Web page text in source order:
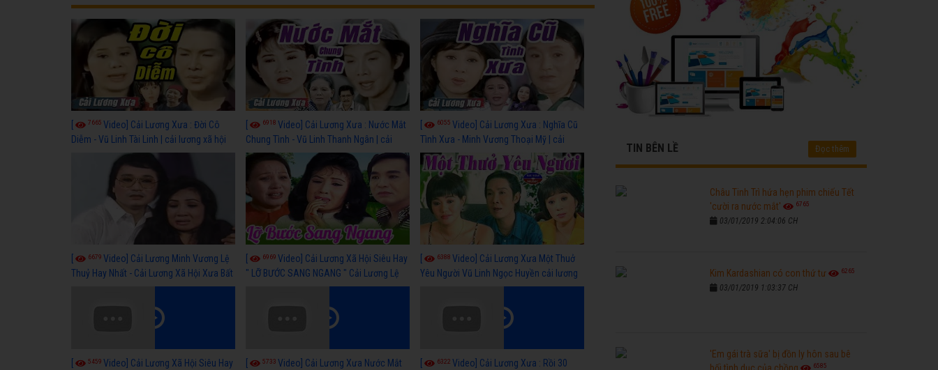
7665 Video] Cải Lương Xưa : Đời Cô
Diễm - Vũ Linh Tài Linh | cải lương xã hội
6918 Video] Cải Lương Xưa : Nước Mắt
Chung Tình - Vũ Linh Thanh Ngân | cải
lương xã hội hay nhất
6055 Video] Cải Lương Xưa : Nghĩa Cũ
Tình Xưa - Minh Vương Thoại Mỹ | cải
lương xã hội hay nhất
6679 Video] Cải Lương Minh Vương Lệ
Thuỷ Hay Nhất - Cải Lương Xã Hội Xưa Bất
6969 Video] Cải Lương Xã Hội Siêu Hay
" LỠ BƯỚC SANG NGANG " Cải Lương Lệ
Thuỷ, Thanh Tuấn, Hồng Nga
6388 Video] Cải Lương Xưa Một Thuở
Yêu Người Vũ Linh Ngọc Huyền cải lương
5459 Video] Cải Lương Xã Hội Siêu Hay 5733 Video] Cải Lương Xưa Nước Mắt 6322 Video] Cải Lương Xưa : Rồi 30
TIN BÊN LỀ Đọc thêm
Châu Tinh Trì hứa hẹn phim chiếu Tết
'cười ra nước mắt'
6765
03/01/2019 2:04:06 CH
Kim Kardashian có con thứ tư 6265
03/01/2019 1:03:37 CH
'Em gái trà sữa' bị đồn ly hôn sau bê
6585